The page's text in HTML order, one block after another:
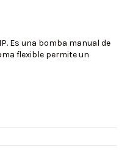
Es una bomba manual de
flexible permite un